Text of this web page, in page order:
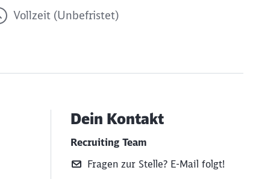
Vollzeit (Unbefristet)
Dein Kontakt
Recruiting Team
Fragen zur Stelle? E‑Mail folgt!